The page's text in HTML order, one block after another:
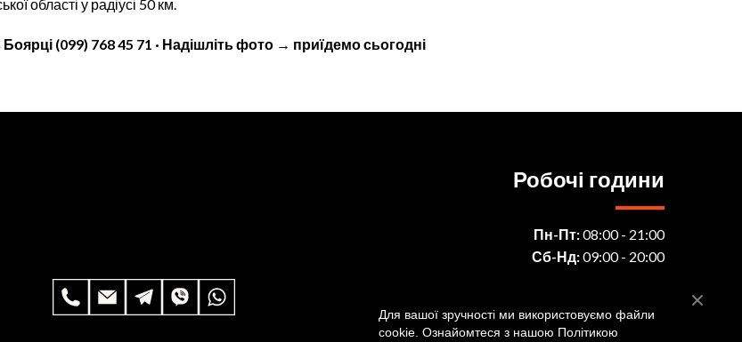
області у радіусі 50 км.
(099) 768 45 71 · Надішліть фото → приїдемо сьогодні
Робочі години
Пн-Пт:08:00 - 21:00
Сб-Нд:09:00 - 20:00
Для вашої зручності ми використовуємо файли
cookie. Ознайомтеся з нашою Політикою